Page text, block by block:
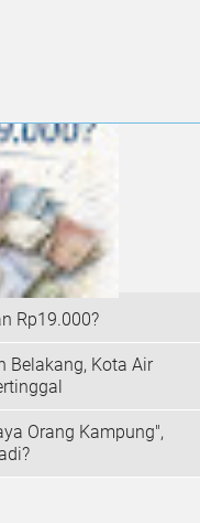
Rp19.000?
Belakang, Kota Air
Orang Kampung",